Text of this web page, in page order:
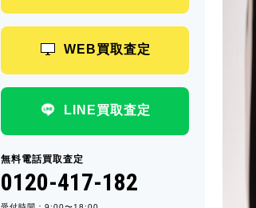
WEB買取査定
LINE買取査定
無料電話買取査定
0120-417-182